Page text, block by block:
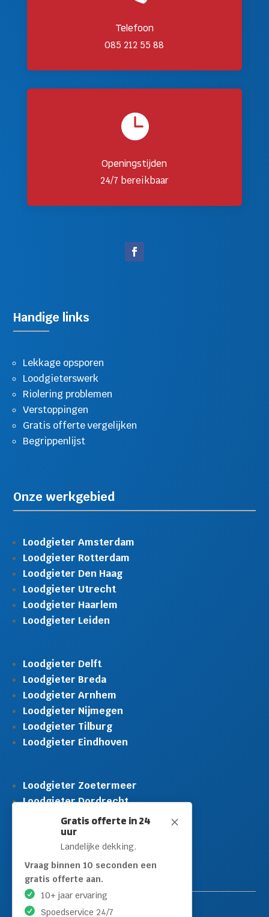
Telefoon
085 212 55 88

Openingstijden
24/7 bereikbaar
M
Gratis offerte in 24
uur
Landelijke dekking.
Vraag binnen 10 seconden een
gratis offerte aan.
10+ jaar ervaring
Spoedservice 24/7
Handige links
Lekkage opsporen
Loodgieterswerk
Riolering problemen
Verstoppingen
Gratis offerte vergelijken
Begrippenlijst
Onze werkgebied
Loodgieter Amsterdam
Loodgieter Rotterdam
Loodgieter Den Haag
Loodgieter Utrecht
Loodgieter Haarlem
Loodgieter Leiden
Loodgieter Delft
Loodgieter Breda
Loodgieter Arnhem
Loodgieter Nijmegen
Loodgieter Tilburg
Loodgieter Eindhoven
Loodgieter Zoetermeer
Loodgieter Dordrecht
Loodgieter Rijswijk
Loodgieter Schiedam
Loodgieter Leidschendam
Loodgieter Hilversum